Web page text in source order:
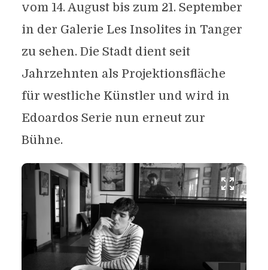
vom 14. August bis zum 21. September
in der Galerie Les Insolites in Tanger
zu sehen. Die Stadt dient seit
Jahrzehnten als Projektionsfläche
für westliche Künstler und wird in
Edoardos Serie nun erneut zur
Bühne.